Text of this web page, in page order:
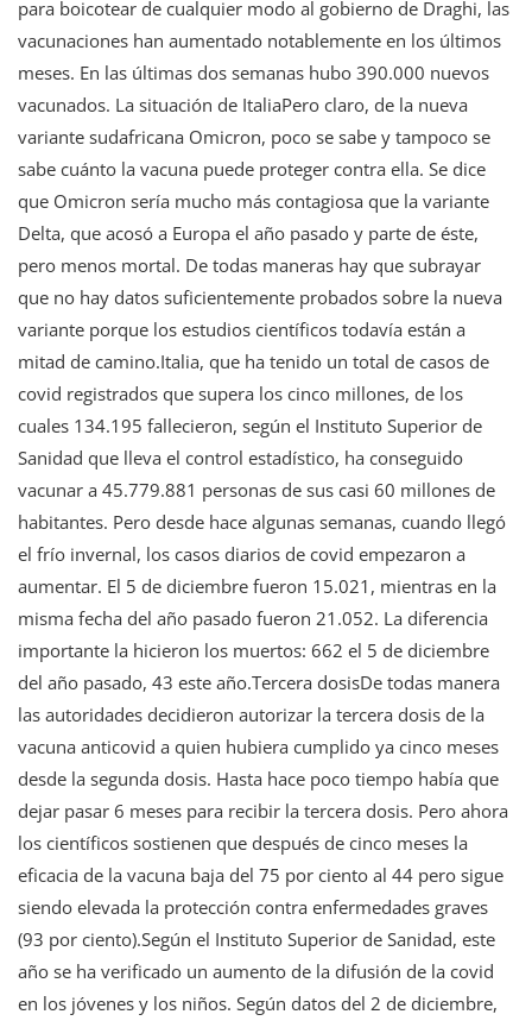
para boicotear de cualquier modo al gobierno de Draghi, las
vacunaciones han aumentado notablemente en los últimos
meses. En las últimas dos semanas hubo 390.000 nuevos
vacunados. La situación de ItaliaPero claro, de la nueva
variante sudafricana Omicron, poco se sabe y tampoco se
sabe cuánto la vacuna puede proteger contra ella. Se dice
que Omicron sería mucho más contagiosa que la variante
Delta, que acosó a Europa el año pasado y parte de éste,
pero menos mortal. De todas maneras hay que subrayar
que no hay datos suficientemente probados sobre la nueva
variante porque los estudios científicos todavía están a
mitad de camino.Italia, que ha tenido un total de casos de
covid registrados que supera los cinco millones, de los
cuales 134.195 fallecieron, según el Instituto Superior de
Sanidad que lleva el control estadístico, ha conseguido
vacunar a 45.779.881 personas de sus casi 60 millones de
habitantes. Pero desde hace algunas semanas, cuando llegó
el frío invernal, los casos diarios de covid empezaron a
aumentar. El 5 de diciembre fueron 15.021, mientras en la
misma fecha del año pasado fueron 21.052. La diferencia
importante la hicieron los muertos: 662 el 5 de diciembre
del año pasado, 43 este año.Tercera dosisDe todas manera
las autoridades decidieron autorizar la tercera dosis de la
vacuna anticovid a quien hubiera cumplido ya cinco meses
desde la segunda dosis. Hasta hace poco tiempo había que
dejar pasar 6 meses para recibir la tercera dosis. Pero ahora
los científicos sostienen que después de cinco meses la
eficacia de la vacuna baja del 75 por ciento al 44 pero sigue
siendo elevada la protección contra enfermedades graves
(93 por ciento).Según el Instituto Superior de Sanidad, este
año se ha verificado un aumento de la difusión de la covid
en los jóvenes y los niños. Según datos del 2 de diciembre,